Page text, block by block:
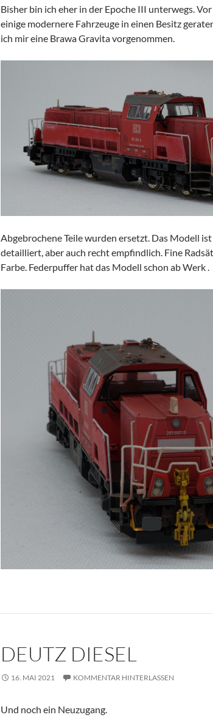
Bisher bin ich eher in der Epoche III unterwegs.
einige modernere Fahrzeuge in einen Besitz
ich mir eine Brawa Gravita vorgenommen.
Abgebrochene Teile wurden ersetzt. Das Modell
detailliert, aber auch recht empfindlich. Fine
Farbe. Federpuffer hat das Modell schon ab Werk .
DEUTZ DIESEL
16. MAI 2021 KOMMENTAR HINTERLASSEN
Und noch ein Neuzugang.